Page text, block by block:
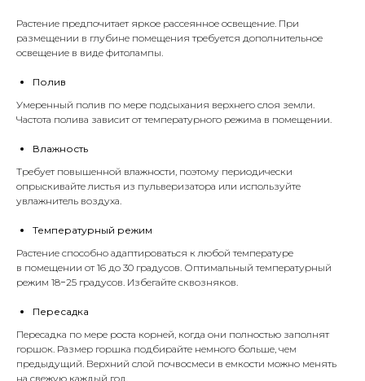
Растение предпочитает яркое рассеянное освещение. При
размещении в глубине помещения требуется дополнительное
освещение в виде фитолампы
Полив
Умеренный полив по мере подсыхания верхнего слоя земли.
Частота полива зависит от температурного режима в помещении.
Влажность
Требует повышенной влажности, поэтому периодически
опрыскивайте листья из пульверизатора или используйте
увлажнитель воздуха.
Температурный режим
Растение способно адаптироваться к любой температуре
в помещении от 16 до 30 градусов. Оптимальный температурный
режим 18−25 градусов. Избегайте сквозняков.
Пересадка
Пересадка по мере роста корней, когда они полностью заполнят
горшок. Размер горшка подбирайте немного больше, чем
предыдущий. Верхний слой почвосмеси в емкости можно менять
на свежую каждый год.